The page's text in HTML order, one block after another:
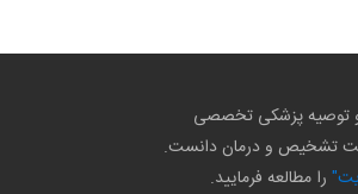
و توصیه پزشکی تخصصی
جهت تشخیص و درمان دانست.
را مطالعه فرمایید.